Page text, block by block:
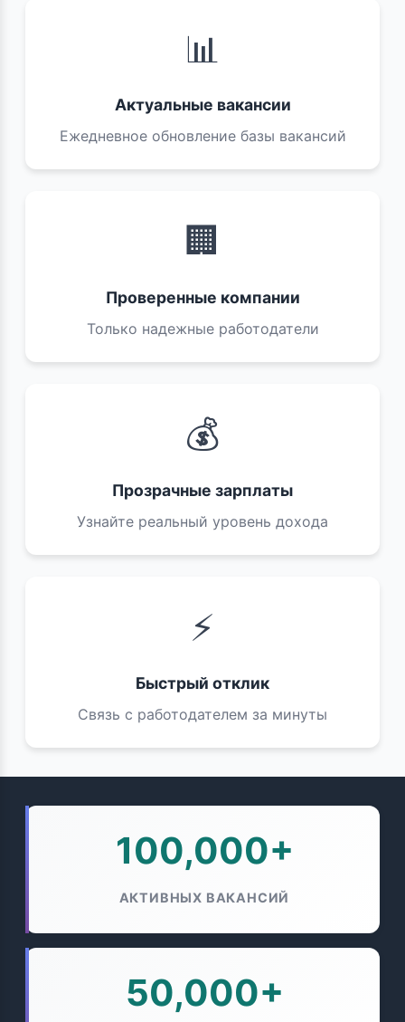
📊
Актуальные вакансии
Ежедневное обновление базы вакансий
🏢
Проверенные компании
Только надежные работодатели
💰
Прозрачные зарплаты
Узнайте реальный уровень дохода
⚡
Быстрый отклик
Связь с работодателем за минуты
100,000+
АКТИВНЫХ ВАКАНСИЙ
50,000+